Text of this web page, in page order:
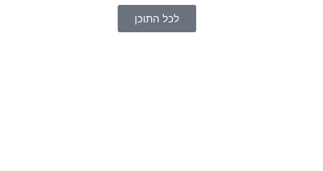
לכל התוכן